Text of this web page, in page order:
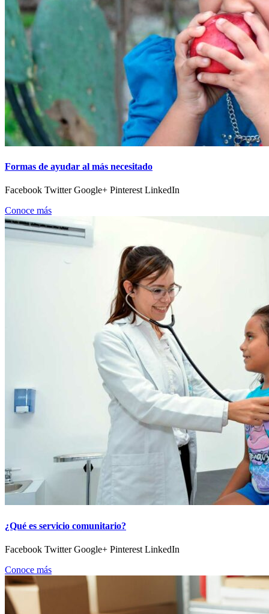
Formas de ayudar al más necesitado
Facebook Twitter Google+ Pinterest LinkedIn
Conoce más
¿Qué es servicio comunitario?
Facebook Twitter Google+ Pinterest LinkedIn
Conoce más